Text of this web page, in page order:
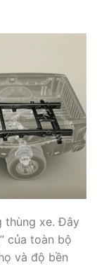
thùng xe. Đây
của toàn bộ
và độ bền